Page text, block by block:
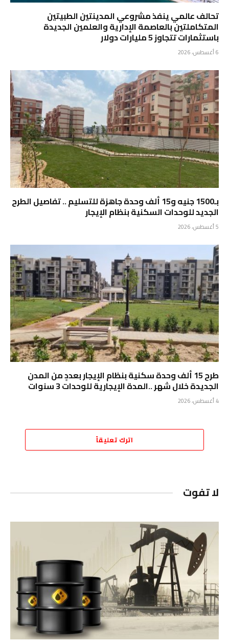
تحالف عالمي ينفذ مشروعي المدينتين الطبيتين
المتكاملتين بالعاصمة الإدارية والعلمين الجديدة
باستثمارات تتجاوز 5 مليارات دولار
6 أغسطس، 2026
بـ1500 جنيه و15 ألف وحدة جاهزة للتسليم .. تفاصيل الطرح
الجديد للوحدات السكنية بنظام الإيجار
5 أغسطس، 2026
طرح 15 ألف وحدة سكنية بنظام الإيجار بعددٍ من المدن
الجديدة خلال شهر ..المدة الإيجارية للوحدات 3 سنوات
4 أغسطس، 2026
اترك تعليقاً
لا تفوت